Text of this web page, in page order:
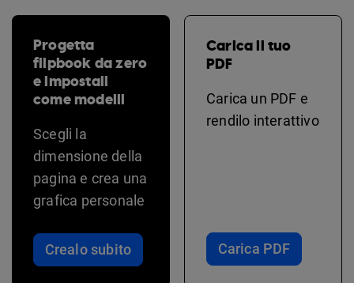
Progetta
flipbook da zero
e impostali
come modelli
Scegli la
dimensione della
pagina e crea una
grafica personale
Crealo subito
Carica il tuo
PDF
Carica un PDF e
rendilo interattivo
Carica PDF